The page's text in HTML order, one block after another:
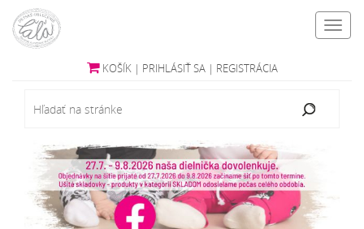
KOŠÍK | PRIHLÁSIŤ SA | REGISTRÁCIA